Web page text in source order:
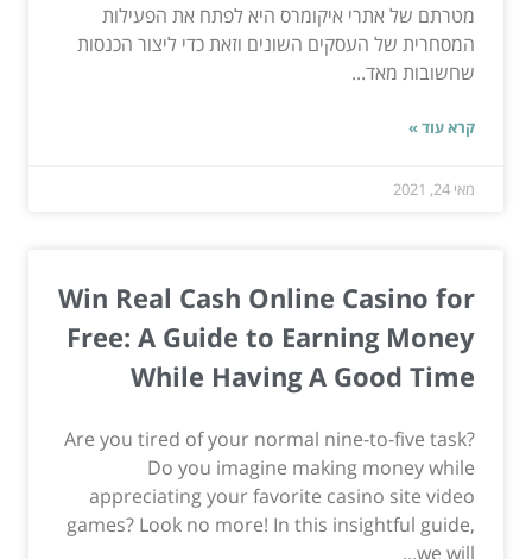
מטרתם של אתרי איקומרס היא לפתח את הפעילות
המסחרית של העסקים השונים וזאת כדי ליצור הכנסות
שחשובות מאד...
קרא עוד »
מאי 24, 2021
Win Real Cash Online Casino for
Free: A Guide to Earning Money
While Having A Good Time
Are you tired of your normal nine-to-five task?
Do you imagine making money while
appreciating your favorite casino site video
games? Look no more! In this insightful guide,
we will...